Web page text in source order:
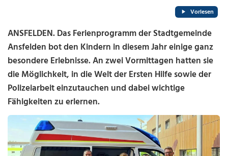
Vorlesen
ANSFELDEN.Das Ferienprogramm der Stadtgemeinde
Ansfelden bot den Kindern in diesem Jahr einige ganz
besondere Erlebnisse. An zwei Vormittagen hatten sie
die Möglichkeit, in die Welt der Ersten Hilfe sowie der
Polizeiarbeit einzutauchen und dabei wichtige
Fähigkeiten zu erlernen.